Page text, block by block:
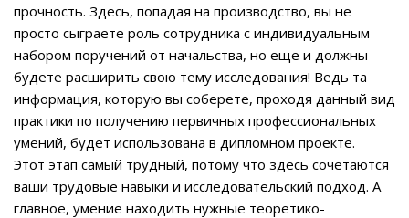
прочность. Здесь, попадая на производство, вы не
просто сыграете роль сотрудника с индивидуальным
набором поручений от начальства, но еще и должны
будете расширить свою тему исследования! Ведь та
информация, которую вы соберете, проходя данный вид
практики по получению первичных профессиональных
умений, будет использована в дипломном проекте.
Этот этап самый трудный, потому что здесь сочетаются
ваши трудовые навыки и исследовательский подход. А
главное, умение находить нужные теоретико-